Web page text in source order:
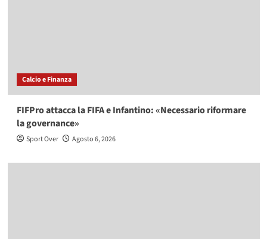
Calcio e Finanza
FIFPro attacca la FIFA e Infantino: «Necessario riformare
la governance»
Sport Over Agosto 6, 2026